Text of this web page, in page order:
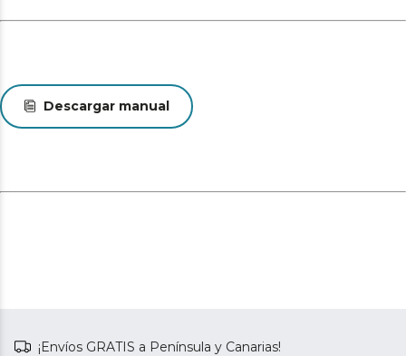
Descargar manual
¡Envíos GRATIS a Península y Canarias!